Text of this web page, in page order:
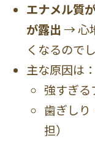
エナメル質
が露出→ 心
くなるので
主な原因は：
強すぎる
歯ぎしり
担）